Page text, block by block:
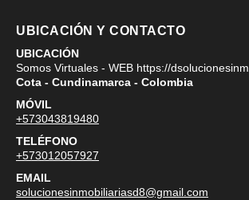
UBICACIÓN Y CONTACTO
UBICACIÓN
Somos Virtuales - WEB https://
Cota - Cundinamarca - Colombia
MÓVIL
+573043819480
TELÉFONO
+573012057927
EMAIL
solucionesinmobiliariasd8@gmail.com